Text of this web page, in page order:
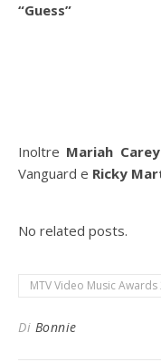
“Guess”
Inoltre Mariah Carey
Vanguard e Ricky
No related posts.
MTV Video Music Awards
Di Bonnie